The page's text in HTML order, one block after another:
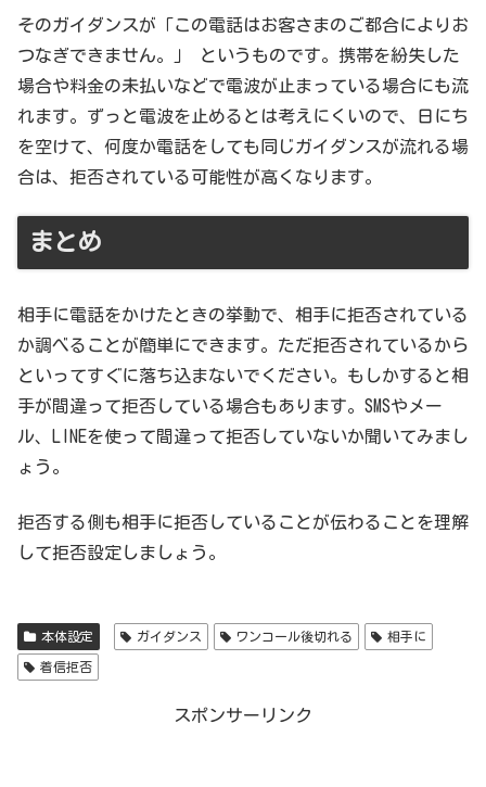
そのガイダンスが「この電話はお客さまのご都合によりお
つなぎできません。」 というものです。携帯を紛失した
場合や料金の未払いなどで電波が止まっている場合にも流
れます。ずっと電波を止めるとは考えにくいので、日にち
を空けて、何度か電話をしても同じガイダンスが流れる場
合は、拒否されている可能性が高くなります。
まとめ
相手に電話をかけたときの挙動で、相手に拒否されている
か調べることが簡単にできます。ただ拒否されているから
といってすぐに落ち込まないでください。もしかすると相
手が間違って拒否している場合もあります。SMSやメー
ル、LINEを使って間違って拒否していないか聞いてみまし
ょう。
拒否する側も相手に拒否していることが伝わることを理解
して拒否設定しましょう。
本体設定 ガイダンス ワンコール後切れる 相手に
着信拒否
スポンサーリンク